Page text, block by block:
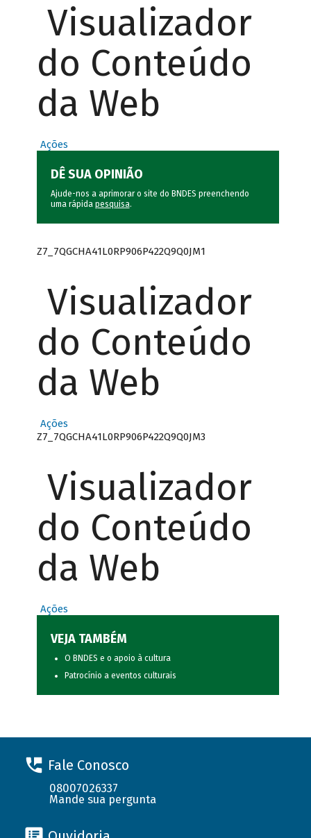
Visualizador
do Conteúdo
da Web
Ações
DÊ SUA OPINIÃO
Ajude-nos a aprimorar o site do BNDES preenchendo
uma rápida pesquisa.
Z7_7QGCHA41L0RP906P422Q9Q0JM1
Visualizador
do Conteúdo
da Web
Ações
Z7_7QGCHA41L0RP906P422Q9Q0JM3
Visualizador
do Conteúdo
da Web
Ações
VEJA TAMBÉM
O BNDES e o apoio à cultura
Patrocínio a eventos culturais
Fale Conosco
08007026337
Mande sua pergunta